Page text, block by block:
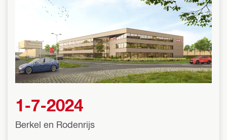
1-7-2024
Berkel en Rodenrijs